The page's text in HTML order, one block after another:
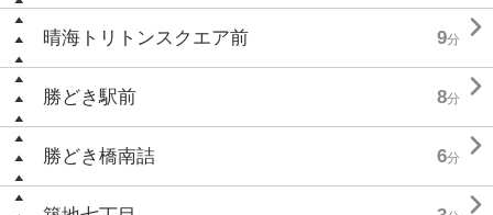
晴海トリトンスクエア前 9分 
勝どき駅前 8分 
勝どき橋南詰 6分 
